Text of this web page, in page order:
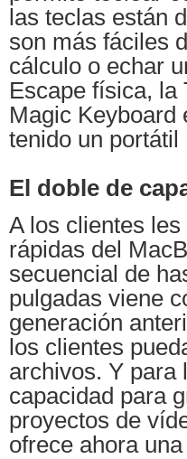
las teclas están
son más fáciles
cálculo o echar
Escape física, la
Magic Keyboard
tenido un portátil
El doble de
A los clientes
rápidas del
secuencial de
pulgadas viene
generación
los clientes
archivos. Y para
capacidad para
proyectos de
ofrece ahora